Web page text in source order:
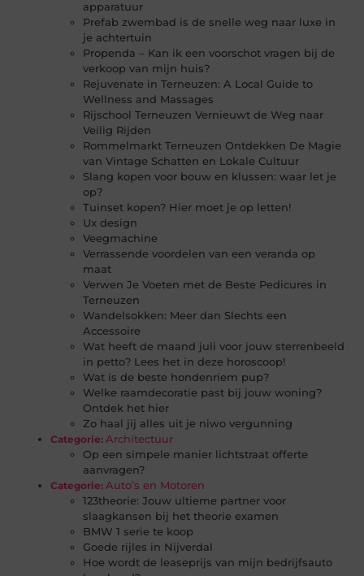
apparatuur
Prefab zwembad is de snelle weg naar luxe in
je achtertuin
Propenda – Kan ik een voorschot vragen bij de
verkoop van mijn huis?
Rejuvenate in Terneuzen: A Local Guide to
Wellness and Massages
Rijschool Terneuzen Vernieuwt de Weg naar
Veilig Rijden
Rommelmarkt Terneuzen Ontdekken De Magie
van Vintage Schatten en Lokale Cultuur
Slang kopen voor bouw en klussen: waar let je
op?
Tuinset kopen? Hier moet je op letten!
Ux design
Veegmachine
Verrassende voordelen van een veranda op
maat
Verwen Je Voeten met de Beste Pedicures in
Terneuzen
Wandelsokken: Meer dan Slechts een
Accessoire
Wat heeft de maand juli voor jouw sterrenbeeld
in petto? Lees het in deze horoscoop!
Wat is de beste hondenriem pup?
Welke raamdecoratie past bij jouw woning?
Ontdek het hier
Zo haal jij alles uit je niwo vergunning
Categorie: Architectuur
Op een simpele manier lichtstraat offerte
aanvragen?
Categorie: Auto’s en Motoren
123theorie: Jouw ultieme partner voor
slaagkansen bij het theorie examen
BMW 1 serie te koop
Goede rijles in Nijverdal
Hoe wordt de leaseprijs van mijn bedrijfsauto